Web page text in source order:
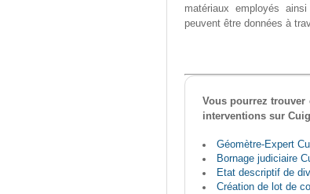
matériaux employés
peuvent être données à
Vous pourrez trouver
interventions sur
Géomètre-Expert
Bornage judiciaire
Etat descriptif de
Création de lot de